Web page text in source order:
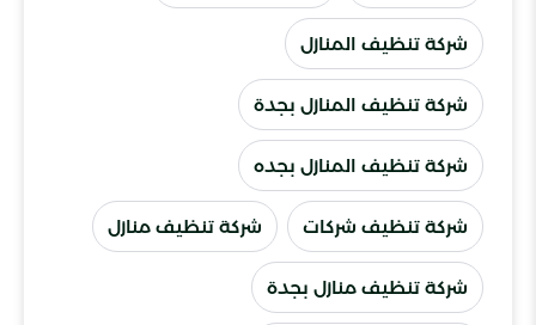
شركة تنظيف المنازل
شركة تنظيف المنازل بجدة
شركة تنظيف المنازل بجده
شركة تنظيف شركات شركة تنظيف منازل
شركة تنظيف منازل بجدة